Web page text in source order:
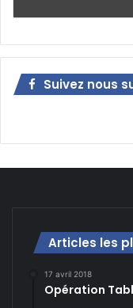
Suivez nous
Articles les
17 avril 2018
Opération